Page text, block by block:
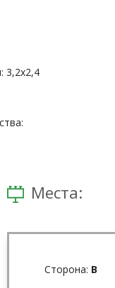
Места:
Сторона: В